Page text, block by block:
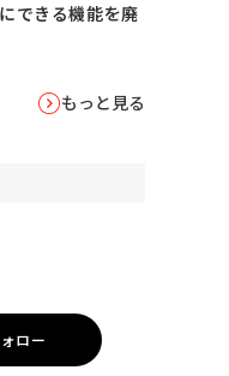
できる機能を廃
もっと見る
ロー